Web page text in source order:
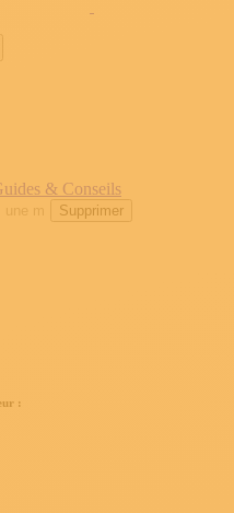
& Conseils
Supprimer
: